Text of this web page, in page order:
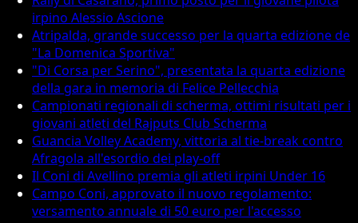
irpino Alessio Ascione
Atripalda, grande successo per la quarta edizione de
"La Domenica Sportiva"
"Di Corsa per Serino", presentata la quarta edizione
della gara in memoria di Felice Pellecchia
Campionati regionali di scherma, ottimi risultati per i
giovani atleti del Rajputs Club Scherma
Guancia Volley Academy, vittoria al tie-break contro
Afragola all'esordio dei play-off
Il Coni di Avellino premia gli atleti irpini Under 16
Campo Coni, approvato il nuovo regolamento:
versamento annuale di 50 euro per l'accesso